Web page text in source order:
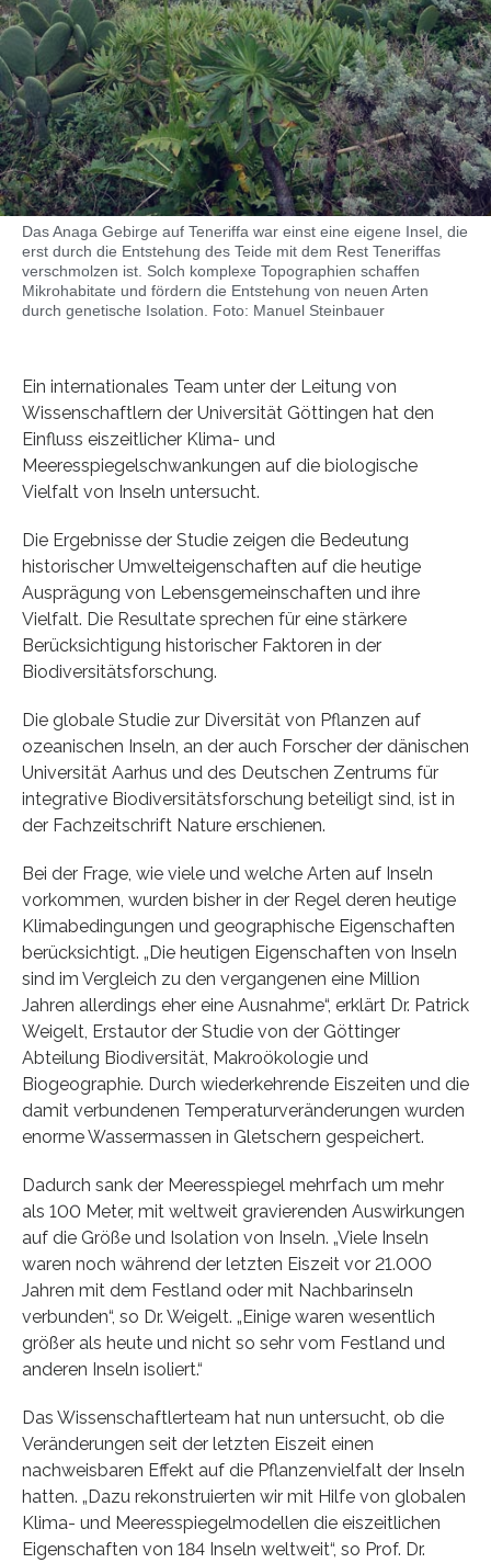
Das Anaga Gebirge auf Teneriffa war einst eine eigene Insel, die
erst durch die Entstehung des Teide mit dem Rest Teneriffas
verschmolzen ist. Solch komplexe Topographien schaffen
Mikrohabitate und fördern die Entstehung von neuen Arten
durch genetische Isolation. Foto: Manuel Steinbauer
Ein internationales Team unter der Leitung von
Wissenschaftlern der Universität Göttingen hat den
Einfluss eiszeitlicher Klima- und
Meeresspiegelschwankungen auf die biologische
Vielfalt von Inseln untersucht.
Die Ergebnisse der Studie zeigen die Bedeutung
historischer Umwelteigenschaften auf die heutige
Ausprägung von Lebensgemeinschaften und ihre
Vielfalt. Die Resultate sprechen für eine stärkere
Berücksichtigung historischer Faktoren in der
Biodiversitätsforschung.
Die globale Studie zur Diversität von Pflanzen auf
ozeanischen Inseln, an der auch Forscher der dänischen
Universität Aarhus und des Deutschen Zentrums für
integrative Biodiversitätsforschung beteiligt sind, ist in
der Fachzeitschrift Nature erschienen.
Bei der Frage, wie viele und welche Arten auf Inseln
vorkommen, wurden bisher in der Regel deren heutige
Klimabedingungen und geographische Eigenschaften
berücksichtigt. „Die heutigen Eigenschaften von Inseln
sind im Vergleich zu den vergangenen eine Million
Jahren allerdings eher eine Ausnahme“, erklärt Dr. Patrick
Weigelt, Erstautor der Studie von der Göttinger
Abteilung Biodiversität, Makroökologie und
Biogeographie. Durch wiederkehrende Eiszeiten und die
damit verbundenen Temperaturveränderungen wurden
enorme Wassermassen in Gletschern gespeichert.
Dadurch sank der Meeresspiegel mehrfach um mehr
als 100 Meter, mit weltweit gravierenden Auswirkungen
auf die Größe und Isolation von Inseln. „Viele Inseln
waren noch während der letzten Eiszeit vor 21.000
Jahren mit dem Festland oder mit Nachbarinseln
verbunden“, so Dr. Weigelt. „Einige waren wesentlich
größer als heute und nicht so sehr vom Festland und
anderen Inseln isoliert.“
Das Wissenschaftlerteam hat nun untersucht, ob die
Veränderungen seit der letzten Eiszeit einen
nachweisbaren Effekt auf die Pflanzenvielfalt der Inseln
hatten. „Dazu rekonstruierten wir mit Hilfe von globalen
Klima- und Meeresspiegelmodellen die eiszeitlichen
Eigenschaften von 184 Inseln weltweit“, so Prof. Dr.